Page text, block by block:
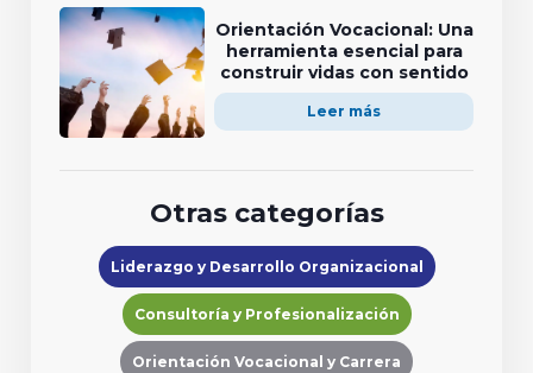
Orientación Vocacional: Una
herramienta esencial para
construir vidas con sentido
Leer más
Otras categorías
Liderazgo y Desarrollo Organizacional
Consultoría y Profesionalización
Orientación Vocacional y Carrera